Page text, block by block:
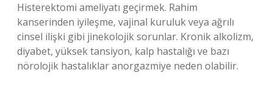
Histerektomi ameliyatı geçirmek. Rahim
kanserinden iyileşme, vajinal kuruluk veya ağrılı
cinsel ilişki gibi jinekolojik sorunlar. Kronik alkolizm,
diyabet, yüksek tansiyon, kalp hastalığı ve bazı
nörolojik hastalıklar anorgazmiye neden olabilir.